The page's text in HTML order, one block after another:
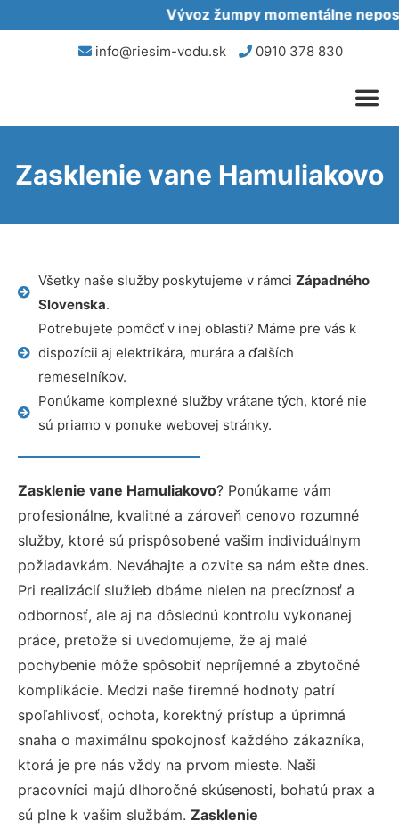
Vývoz žumpy momentálne
info@riesim-vodu.sk 0910 378 830
Zasklenie vane Hamuliakovo
Všetky naše služby poskytujeme v rámci Západného
Slovenska.
Potrebujete pomôcť v inej oblasti? Máme pre vás k
dispozícii aj elektrikára, murára a ďalších
remeselníkov.
Ponúkame komplexné služby vrátane tých, ktoré nie
sú priamo v ponuke webovej stránky.
Zasklenie vane Hamuliakovo? Ponúkame vám
profesionálne, kvalitné a zároveň cenovo rozumné
služby, ktoré sú prispôsobené vašim individuálnym
požiadavkám. Neváhajte a ozvite sa nám ešte dnes.
Pri realizácií služieb dbáme nielen na precíznosť a
odbornosť, ale aj na dôslednú kontrolu vykonanej
práce, pretože si uvedomujeme, že aj malé
pochybenie môže spôsobiť nepríjemné a zbytočné
komplikácie. Medzi naše firemné hodnoty patrí
spoľahlivosť, ochota, korektný prístup a úprimná
snaha o maximálnu spokojnosť každého zákazníka,
ktorá je pre nás vždy na prvom mieste. Naši
pracovníci majú dlhoročné skúsenosti, bohatú prax a
sú plne k vašim službám. Zasklenie